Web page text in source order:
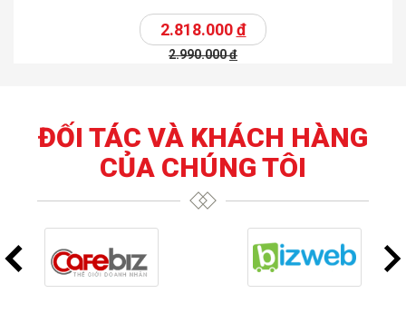
2.818.000đ
2.990.000đ
ĐỐI TÁC VÀ KHÁCH HÀNG
CỦA CHÚNG TÔI